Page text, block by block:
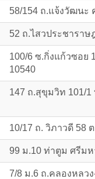
58/154 ถ.แจ้งวัฒนะ
52 ถ.ไสวประชารา
100/6 ซ.กิ่งแก้วซอย
10540
147 ถ.สุขุมวิท 101/1
10/17 ถ. วิภาวดี 58
99 ม.10 ท่าตูม ศรีม
7/8 ม.6 ถ.คลองหลว